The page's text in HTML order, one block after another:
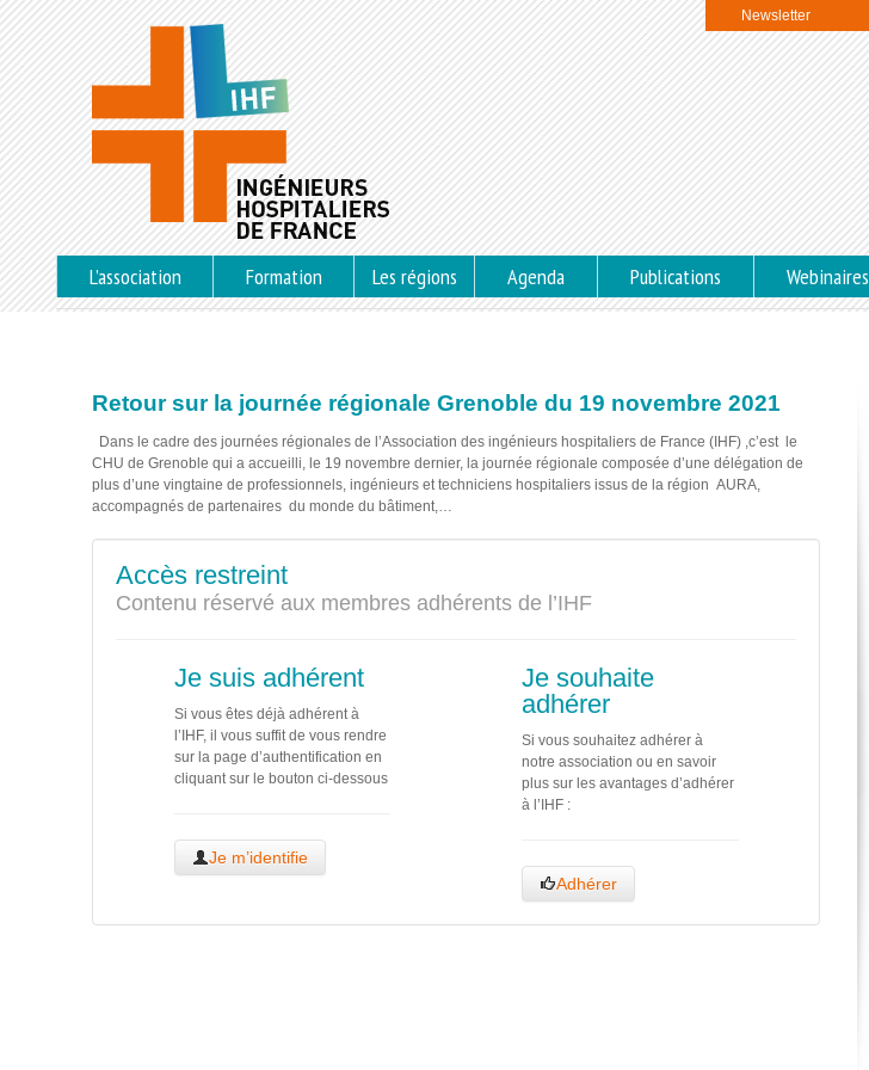
Newsletter
L’association Formation Les régions Agenda Publications Webinaires
Retour sur la journée régionale Grenoble du 19 novembre 2021
Dans le cadre des journées régionales de l’Association des ingénieurs hospitaliers de France (IHF) ,c’est le
CHU de Grenoble qui a accueilli, le 19 novembre dernier, la journée régionale composée d’une délégation de
plus d’une vingtaine de professionnels, ingénieurs et techniciens hospitaliers issus de la région AURA,
accompagnés de partenaires du monde du bâtiment,…
Accès restreint
Contenu réservé aux membres adhérents de l’IHF
Je suis adhérent
Si vous êtes déjà adhérent à
l’IHF, il vous suffit de vous rendre
sur la page d’authentification en
cliquant sur le bouton ci-dessous
Je m’identifie
Je souhaite
adhérer
Si vous souhaitez adhérer à
notre association ou en savoir
plus sur les avantages d’adhérer
à l’IHF :
Adhérer